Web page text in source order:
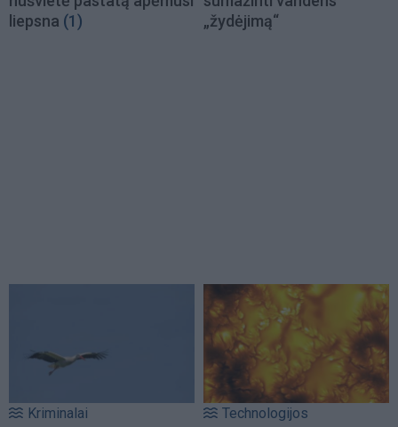
liepsna (1)
„žydėjimą“
Kriminalai Technologijos